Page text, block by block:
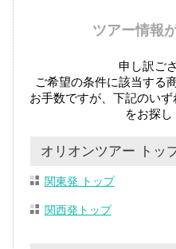
ツアー情報
申し訳ご
ご希望の条件に該当する
お手数ですが、下記のい
をお探し
オリオンツアー トッ
関東発 トップ
関西発トップ